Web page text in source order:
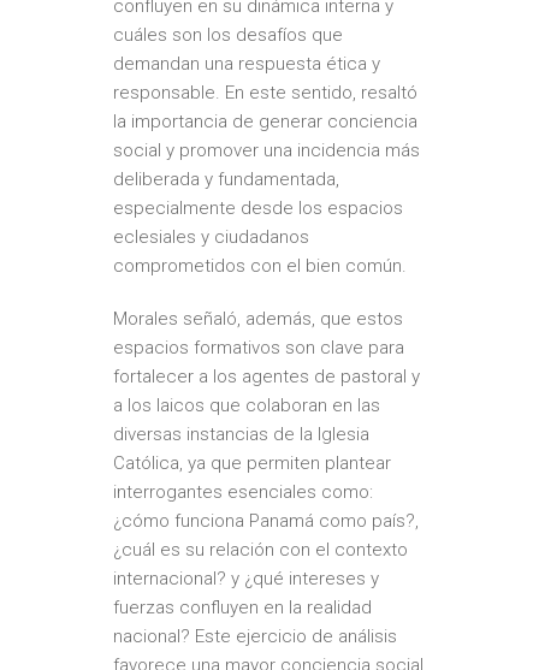
confluyen en su dinámica interna y
cuáles son los desafíos que
demandan una respuesta ética y
responsable. En este sentido, resaltó
la importancia de generar conciencia
social y promover una incidencia más
deliberada y fundamentada,
especialmente desde los espacios
eclesiales y ciudadanos
comprometidos con el bien común.
Morales señaló, además, que estos
espacios formativos son clave para
fortalecer a los agentes de pastoral y
a los laicos que colaboran en las
diversas instancias de la Iglesia
Católica, ya que permiten plantear
interrogantes esenciales como:
¿cómo funciona Panamá como país?,
¿cuál es su relación con el contexto
internacional? y ¿qué intereses y
fuerzas confluyen en la realidad
nacional? Este ejercicio de análisis
favorece una mayor conciencia social